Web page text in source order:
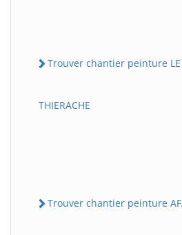
Trouver chantier peinture LE
THIERACHE
Trouver chantier peinture